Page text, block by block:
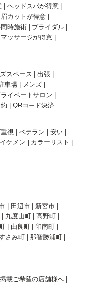
ヘッドスパが得意
眉カットが得意
時施術
ブライダル
マッサージが得意
スペース
出張
車場
メンズ
イベートサロン
QRコード決済
視 ベテラン
安い
イケメン
カラーリスト
田辺市
新宮市
九度山町
高野町
由良町
印南町
さみ町
那智勝浦町
掲載ご希望の店舗様へ